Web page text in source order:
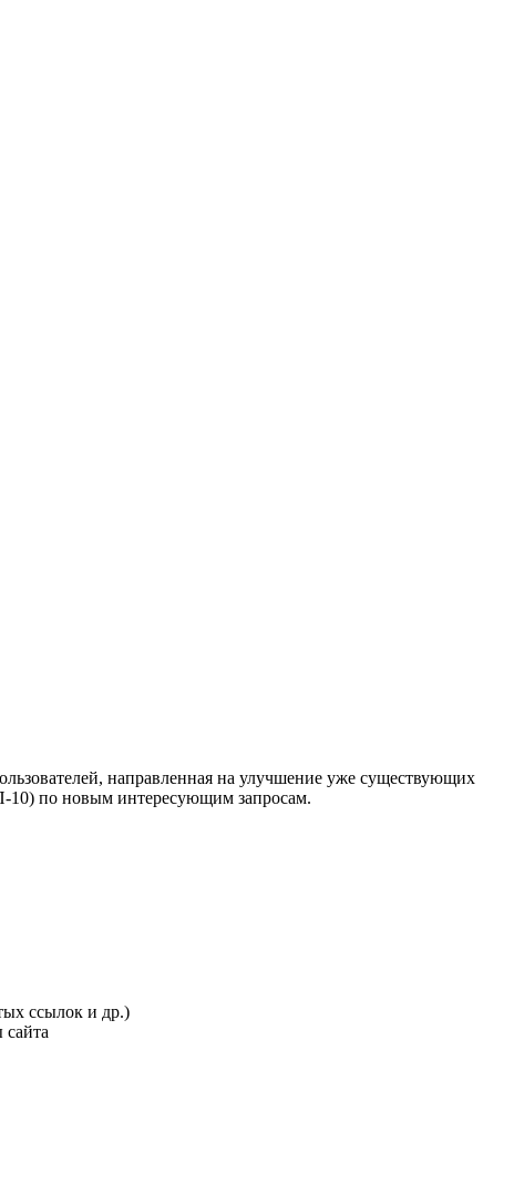
направленная на улучшение уже существующих
10) по новым интересующим запросам.
ссылок и др.)
сайта